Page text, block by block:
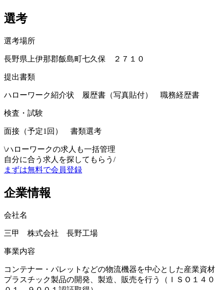
選考
選考場所
長野県上伊那郡飯島町七久保 ２７１０
提出書類
ハローワーク紹介状 履歴書（写真貼付） 職務経歴書
検査・試験
面接（予定1回） 書類選考
\ハローワークの求人も一括管理
自分に合う求人を探してもらう /
まずは無料で会員登録
企業情報
会社名
三甲 株式会社 長野工場
事業内容
コンテナー・パレットなどの物流機器を中心とした産業資材
プラスチック製品の開発、製造、販売を行う（ＩＳＯ１４０